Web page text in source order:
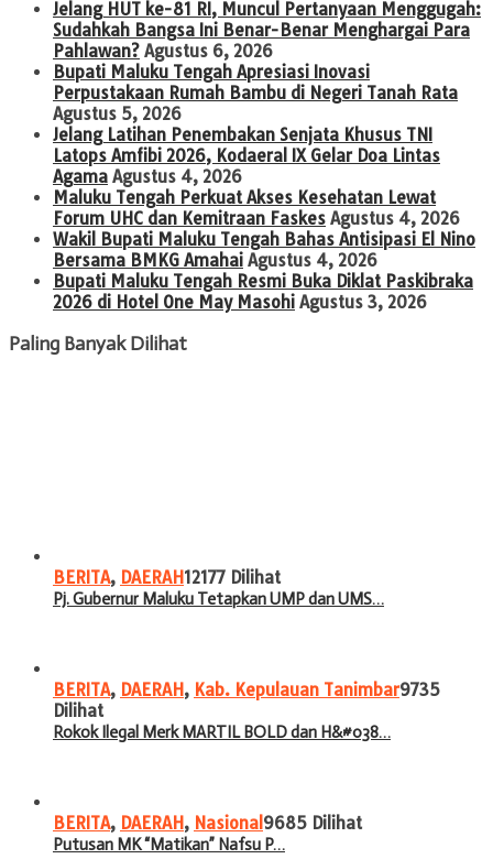
Jelang HUT ke-81 RI, Muncul Pertanyaan Menggugah:
Sudahkah Bangsa Ini Benar-Benar Menghargai Para
Pahlawan? Agustus 6, 2026
Bupati Maluku Tengah Apresiasi Inovasi
Perpustakaan Rumah Bambu di Negeri Tanah Rata
Agustus 5, 2026
Jelang Latihan Penembakan Senjata Khusus TNI
Latops Amfibi 2026, Kodaeral IX Gelar Doa Lintas
Agama Agustus 4, 2026
Maluku Tengah Perkuat Akses Kesehatan Lewat
Forum UHC dan Kemitraan Faskes Agustus 4, 2026
Wakil Bupati Maluku Tengah Bahas Antisipasi El Nino
Bersama BMKG Amahai Agustus 4, 2026
Bupati Maluku Tengah Resmi Buka Diklat Paskibraka
2026 di Hotel One May Masohi Agustus 3, 2026
Paling Banyak Dilihat
BERITA, DAERAH12177 Dilihat
Pj. Gubernur Maluku Tetapkan UMP dan UMS…
BERITA, DAERAH, Kab. Kepulauan Tanimbar9735
Dilihat
Rokok Ilegal Merk MARTIL BOLD dan H&#038…
BERITA, DAERAH, Nasional 9685 Dilihat
Putusan MK “Matikan” Nafsu P…